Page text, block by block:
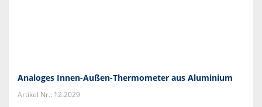
Analoges Innen-Außen-Thermometer aus Aluminium
Artikel Nr.: 12.2029